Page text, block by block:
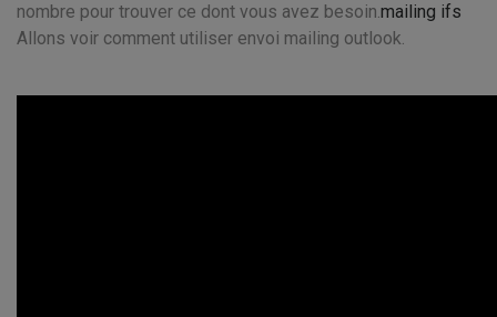
nombre pour trouver ce dont vous avez besoin.mailing ifs
Allons voir comment utiliser envoi mailing outlook.